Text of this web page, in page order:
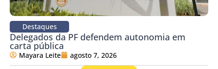
Destaques
Delegados da PF defendem autonomia em
carta pública
Mayara Leite agosto 7, 2026